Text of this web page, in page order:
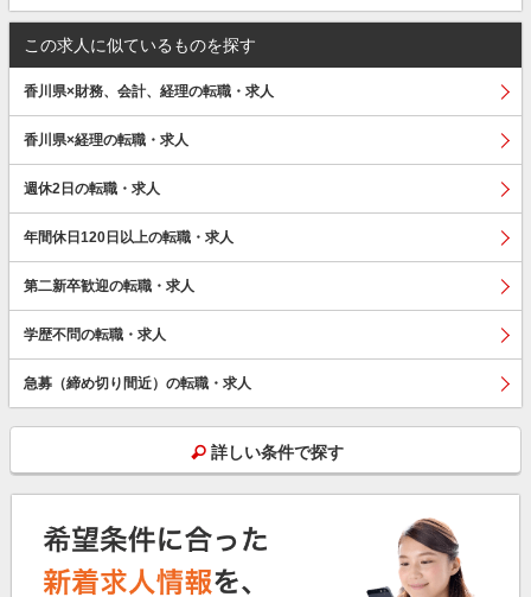
この求人に似ているものを探す
香川県×財務、会計、経理の転職・求人
香川県×経理の転職・求人
週休2日の転職・求人
年間休日120日以上の転職・求人
第二新卒歓迎の転職・求人
学歴不問の転職・求人
急募（締め切り間近）の転職・求人
詳しい条件で探す